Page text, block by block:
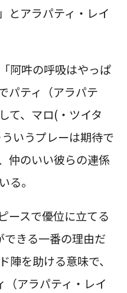
とアラパティ・レイ
阿吽の呼吸はやっぱ
パティ（アラパテ
て、マロ(・ツイタ
いうプレーは期待で
仲のいい彼らの連係
る。
ースで優位に立てる
できる一番の理由だ
陣を助ける意味で、
（アラパティ・レイ